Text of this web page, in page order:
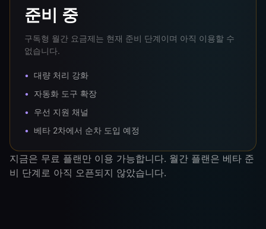
준비 중
구독형 월간 요금제는 현재 준비 단계이며 아직 이용할 수
없습니다.
대량 처리 강화
자동화 도구 확장
우선 지원 채널
베타 2차에서 순차 도입 예정
지금은 무료 플랜만 이용 가능합니다. 월간 플랜은 베타 준
비 단계로 아직 오픈되지 않았습니다.